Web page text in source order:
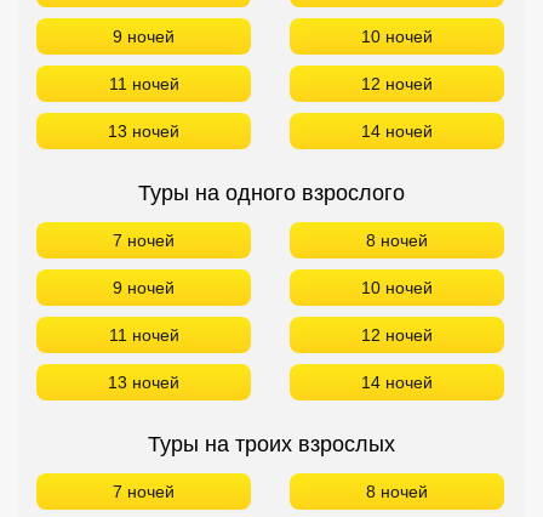
9 ночей 10 ночей
11 ночей 12 ночей
13 ночей 14 ночей
Туры на одного взрослого
7 ночей 8 ночей
9 ночей 10 ночей
11 ночей 12 ночей
13 ночей 14 ночей
Туры на троих взрослых
7 ночей 8 ночей